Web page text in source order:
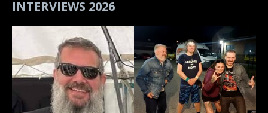
INTERVIEWS 2026